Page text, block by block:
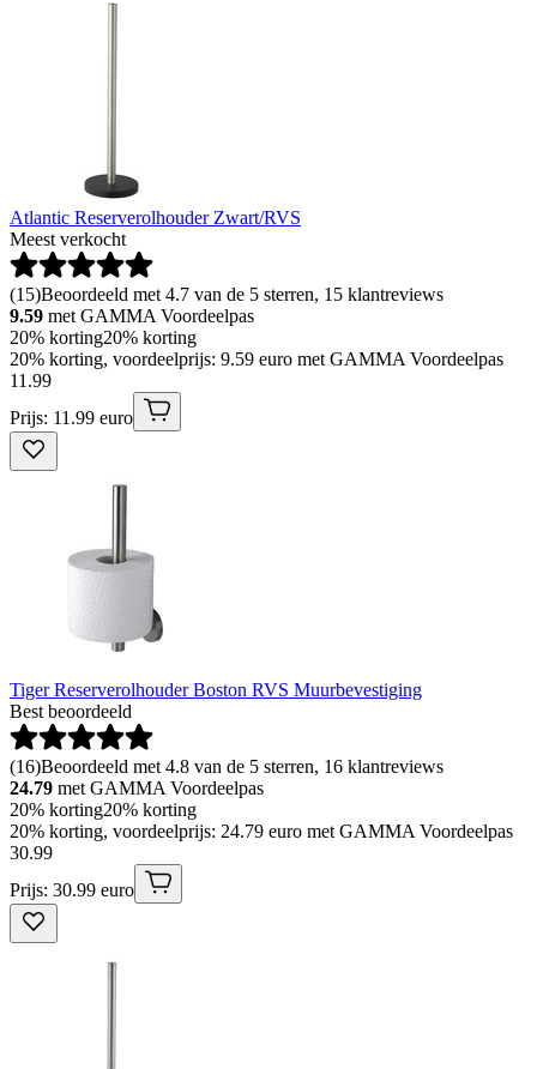
Atlantic Reserverolhouder Zwart/RVS
Meest verkocht
(15)Beoordeeld met 4.7 van de 5 sterren, 15 klantreviews
9.59 met GAMMA Voordeelpas
20% korting20% korting
20% korting, voordeelprijs: 9.59 euro met GAMMA Voordeelpas
11 .99
Prijs: 11.99 euro
Tiger Reserverolhouder Boston RVS Muurbevestiging
Best beoordeeld
(16)Beoordeeld met 4.8 van de 5 sterren, 16 klantreviews
24.79 met GAMMA Voordeelpas
20% korting20% korting
20% korting, voordeelprijs: 24.79 euro met GAMMA Voordeelpas
30.99
Prijs: 30.99 euro